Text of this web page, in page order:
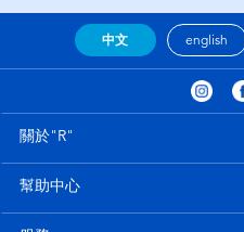
中文 english
關於"R"
幫助中心